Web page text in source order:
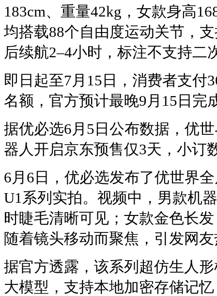
183cm、重量42kg，女款身高
均搭载88个自由度运动关节，
后续航2–4小时，标注不支持二
即日起至7月15日，消费者支付
名额，官方预计最晚9月15日完
据优必选6月5日公布数据，优
器人开启京东预售仅3天，小订
6月6日，优必选发布了优世界
U1系列实拍。视频中，男款机
时睫毛清晰可见；女款金色长
随着镜头移动而聚焦，引发网
据官方透露，该系列超仿生人
大模型，支持本地加密存储记